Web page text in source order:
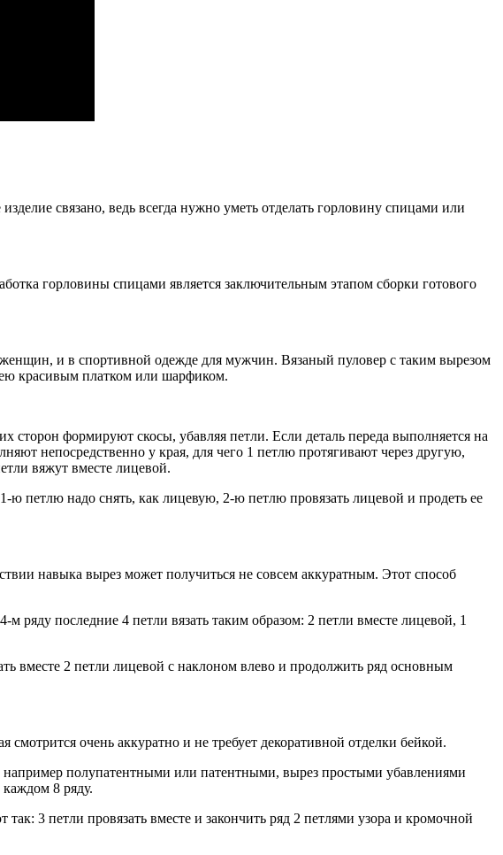
связано, ведь всегда нужно уметь отделать горловину спицами или
горловины спицами является заключительным этапом сборки готового
и в спортивной одежде для мужчин. Вязаный пуловер с таким вырезом
красивым платком или шарфиком.
сторон формируют скосы, убавляя петли. Если деталь переда выполняется на
непосредственно у края, для чего 1 петлю протягивают через другую,
вяжут вместе лицевой.
петлю надо снять, как лицевую, 2-ю петлю провязать лицевой и продеть ее
навыка вырез может получиться не совсем аккуратным. Этот способ
ряду последние 4 петли вязать таким образом: 2 петли вместе лицевой, 1
вместе 2 петли лицевой с наклоном влево и продолжить ряд основным
очень аккуратно и не требует декоративной отделки бейкой.
полупатентными или патентными, вырез простыми убавлениями
8 ряду.
3 петли провязать вместе и закончить ряд 2 петлями узора и кромочной